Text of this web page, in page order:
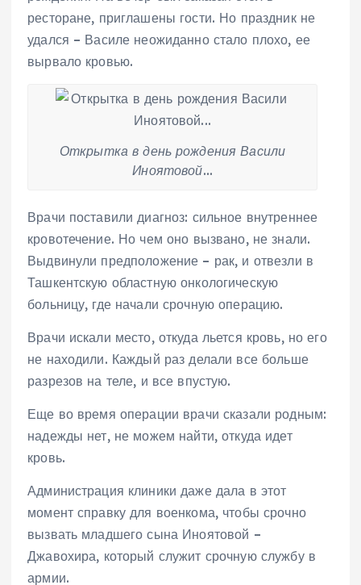
ресторане, приглашены гости. Но праздник не
удался – Василе неожиданно стало плохо, ее
вырвало кровью.
Открытка в день рождения Васили
Иноятовой…
Врачи поставили диагноз: сильное внутреннее
кровотечение. Но чем оно вызвано, не знали.
Выдвинули предположение – рак, и отвезли в
Ташкентскую областную онкологическую
больницу, где начали срочную операцию.
Врачи искали место, откуда льется кровь, но его
не находили. Каждый раз делали все больше
разрезов на теле, и все впустую.
Еще во время операции врачи сказали родным:
надежды нет, не можем найти, откуда идет
кровь.
Администрация клиники даже дала в этот
момент справку для военкома, чтобы срочно
вызвать младшего сына Иноятовой –
Джавохира, который служит срочную службу в
армии.